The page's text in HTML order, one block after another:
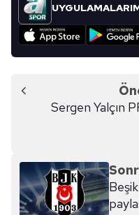
Sergen Yalçın